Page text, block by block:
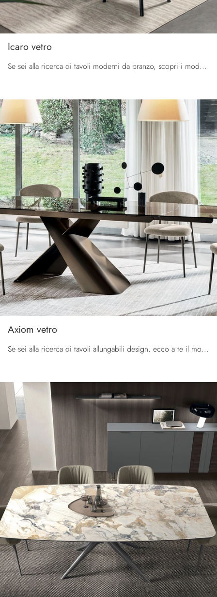
Icaro vetro
Se sei alla ricerca di tavoli moderni da pranzo, scopri i modelli allungabili di Calligaris: clicca e scopri il modello Icaro vetro in vetro.
Axiom vetro
Se sei alla ricerca di tavoli allungabili design, ecco a te il modello da pranzo in vetro Axiom vetro dell'azienda Calligaris.